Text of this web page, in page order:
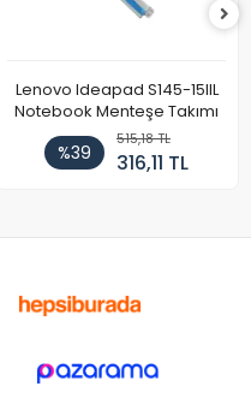
Lenovo Ideapad S145-15IIL
Notebook Menteşe Takımı
%39
515,18 TL
316,11 TL